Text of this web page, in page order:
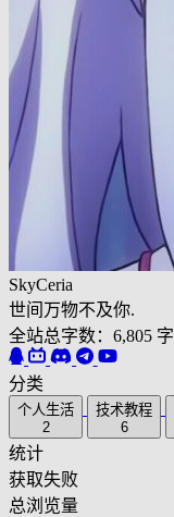
SkyCeria
世间万物不及你.
全站总字数：6,805 字
分类
个人生活
2
技术教程
6
统计
获取失败
总浏览量